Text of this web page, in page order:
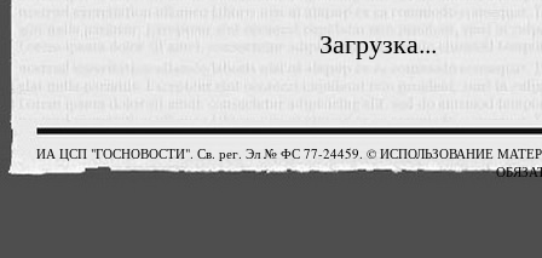
Загрузка...
ИА ЦСП "ГОСНОВОСТИ". Св. рег. Эл № ФС 77-24459. © ИСПОЛЬЗОВАНИЕ